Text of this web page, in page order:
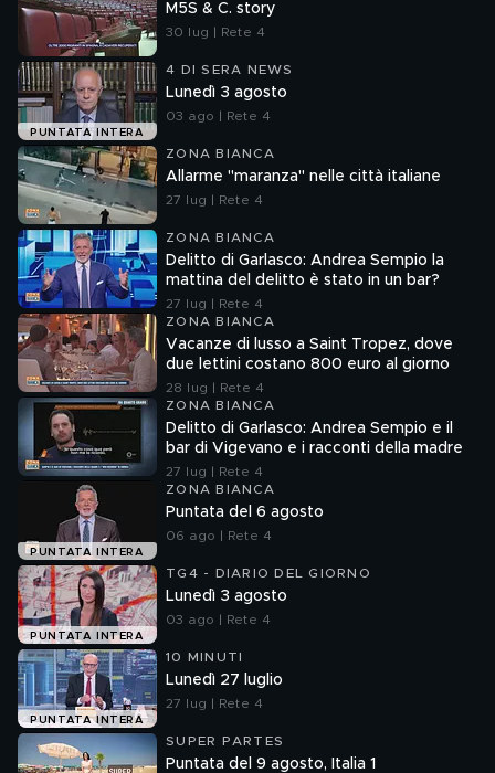
M5S & C. story
30 lug | Rete 4
PUNTATA INTERA
4 DI SERA NEWS
Lunedì 3 agosto
03 ago | Rete 4
ZONA BIANCA
Allarme "maranza" nelle città italiane
27 lug | Rete 4
ZONA BIANCA
Delitto di Garlasco: Andrea Sempio la
mattina del delitto è stato in un bar?
27 lug | Rete 4
ZONA BIANCA
Vacanze di lusso a Saint Tropez, dove
due lettini costano 800 euro al giorno
28 lug | Rete 4
ZONA BIANCA
Delitto di Garlasco: Andrea Sempio e il
bar di Vigevano e i racconti della madre
27 lug | Rete 4
PUNTATA INTERA
ZONA BIANCA
Puntata del 6 agosto
06 ago | Rete 4
PUNTATA INTERA
TG4 - DIARIO DEL GIORNO
Lunedì 3 agosto
03 ago | Rete 4
PUNTATA INTERA
10 MINUTI
Lunedì 27 luglio
27 lug | Rete 4
SUPER PARTES
Puntata del 9 agosto, Italia 1